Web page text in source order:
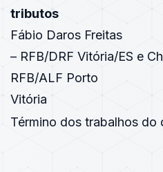
tributos
Fábio Daros Freitas
– RFB/DRF Vitória/ES e
RFB/ALF Porto
Vitória
Término dos trabalhos do